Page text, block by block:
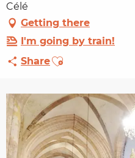
Célé
Getting there
I'm going by train!
ShareAjouter aux favoris